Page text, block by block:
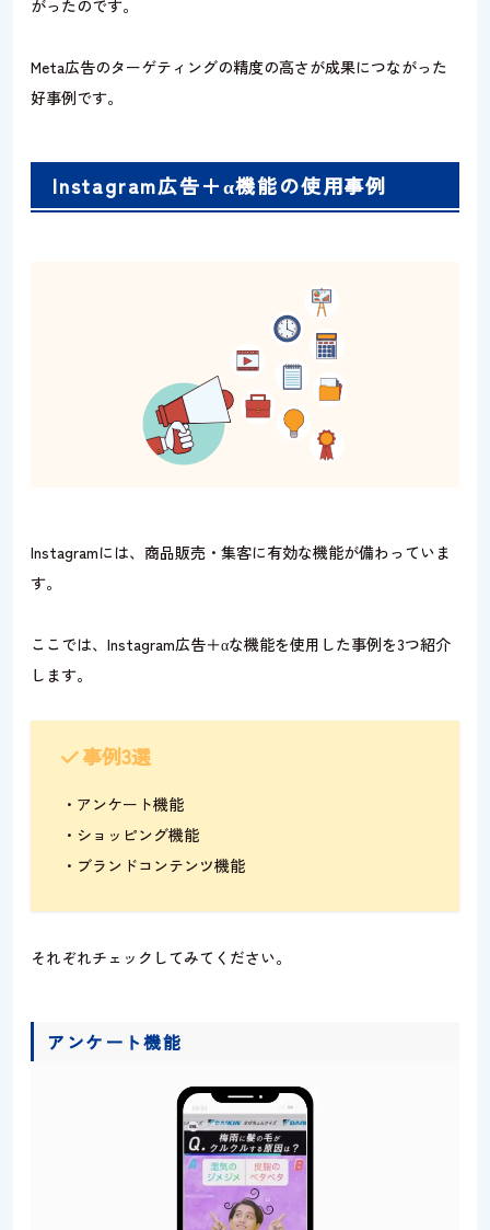
がったのです。
Meta広告のターゲティングの精度の高さが成果につながった
好事例です。
Instagram広告＋α機能の使用事例
Instagramには、商品販売・集客に有効な機能が備わっていま
す。
ここでは、Instagram広告＋αな機能を使用した事例を3つ紹介
します。
事例3選
・アンケート機能
・ショッピング機能
・ブランドコンテンツ機能
それぞれチェックしてみてください。
アンケート機能